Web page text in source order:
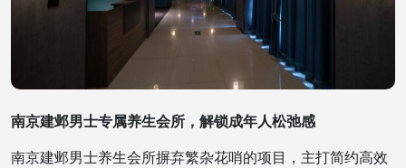
南京建邺男士专属养生会所，解锁成年人松弛感
南京建邺男士养生会所摒弃繁杂花哨的项目，主打简约高效